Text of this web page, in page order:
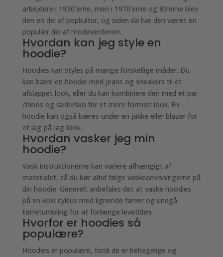
arbejdere i 1930'erne, men i 1970'erne og 80'erne blev
den en del af popkultur, og siden da har den været en
populær del af modeverdenen.
Hvordan kan jeg style en
hoodie?
Hoodies kan styles på mange forskellige måder. Du
kan bære en hoodie med jeans og sneakers til et
afslappet look, eller du kan kombinere den med et par
chinos og lædersko for et mere formelt look. En
hoodie kan også bæres under en jakke eller blazer for
et lag-på-lag-look.
Hvordan vasker jeg min
hoodie?
Vask instruktionerne kan variere afhængigt af
materialet, så du bør altid følge vaskeanvisningerne på
din hoodie. Generelt anbefales det at vaske hoodies
på en kold cyklus med lignende farver og undgå
tørretumbling for at forlænge levetiden.
Hvorfor er hoodies så
populære?
Hoodies er populære, fordi de er behagelige og